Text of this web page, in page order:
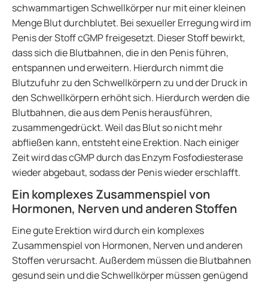
schwammartigen Schwellkörper nur mit einer kleinen
Menge Blut durchblutet. Bei sexueller Erregung wird im
Penis der Stoff cGMP freigesetzt. Dieser Stoff bewirkt,
dass sich die Blutbahnen, die in den Penis führen,
entspannen und erweitern. Hierdurch nimmt die
Blutzufuhr zu den Schwellkörpern zu und der Druck in
den Schwellkörpern erhöht sich. Hierdurch werden die
Blutbahnen, die aus dem Penis herausführen,
zusammengedrückt. Weil das Blut so nicht mehr
abfließen kann, entsteht eine Erektion. Nach einiger
Zeit wird das cGMP durch das Enzym Fosfodiesterase
wieder abgebaut, sodass der Penis wieder erschlafft.
Ein komplexes Zusammenspiel von
Hormonen, Nerven und anderen Stoffen
Eine gute Erektion wird durch ein komplexes
Zusammenspiel von Hormonen, Nerven und anderen
Stoffen verursacht. Außerdem müssen die Blutbahnen
gesund sein und die Schwellkörper müssen genügend